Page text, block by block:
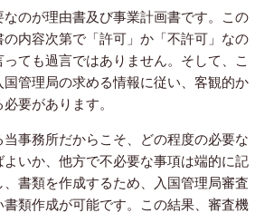
のが理由書及び事業計画書です。この
内容次第で「許可」か「不許可」なの
ても過言ではありません。そして、こ
管理局の求める情報に従い、客観的か
要があります。
事務所だからこそ、どの程度の必要な
いか、他方で不必要な事項は端的に記
書類を作成するため、入国管理局審査
類作成が可能です。この結果、審査機